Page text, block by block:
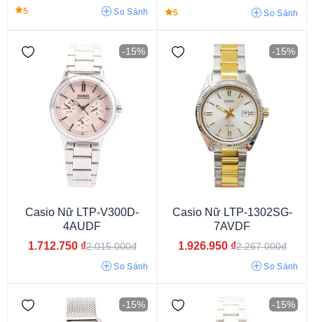
Casio VT01D Casio MTP VT01
5 So Sánh 5 So Sánh
-15%
Casio Nữ LTP-V300D-
4AUDF
1.712.750 ₫2.015.000đ
So Sánh
-15%
Casio Nữ LTP-1302SG-
7AVDF
1.926.950 ₫2.267.000đ
So Sánh
-15% -15%